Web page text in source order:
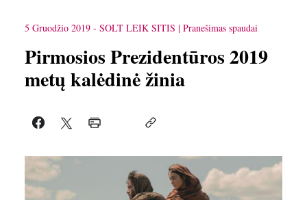
5 Gruodžio 2019 - SOLT LEIK SITIS Pranešimas spaudai
Pirmosios Prezidentūros 2019
metų kalėdinė žinia